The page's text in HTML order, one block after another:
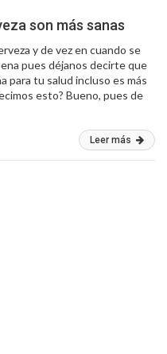
son más sanas
y de vez en cuando se
pues déjanos decirte que
para tu salud incluso es más
esto? Bueno, pues de
Leer más